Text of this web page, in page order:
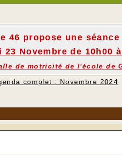
46 propose une séance
23 Novembre de 10h00
de motricité de l'école de
complet : Novembre 2024